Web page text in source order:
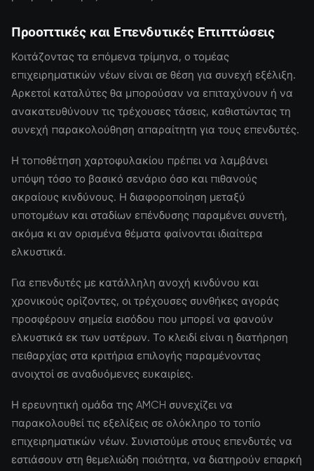
Προοπτικές και Επενδυτικές Επιπτώσεις
Κοιτάζοντας τα επόμενα τρίμηνα, ο τομέας
επιχειρηματικών νέων είναι σε θέση για συνεχή εξέλιξη.
Αρκετοί καταλύτες θα μπορούσαν να επιταχύνουν ή να
ανακατευθύνουν τις τρέχουσες τάσεις, καθιστώντας τη
συνεχή παρακολούθηση απαραίτητη για τους επενδυτές.
Η τοποθέτηση χαρτοφυλακίου πρέπει να λαμβάνει
υπόψη τόσο το βασικό σενάριο όσο και πιθανούς
ακραίους κινδύνους. Η διαφοροποίηση μεταξύ
υποτομέων και σταδίων επένδυσης παραμένει συνετή,
ακόμα κι αν ορισμένα θέματα φαίνονται ιδιαίτερα
ελκυστικά.
Για επενδυτές με κατάλληλη ανοχή κινδύνου και
χρονικούς ορίζοντες, οι τρέχουσες συνθήκες αγοράς
προσφέρουν σημεία εισόδου που μπορεί να φανούν
ελκυστικά εκ των υστέρων. Το κλειδί είναι η διατήρηση
πειθαρχίας στα κριτήρια επιλογής παραμένοντας
ανοιχτοί σε αναδυόμενες ευκαιρίες.
Η ερευνητική ομάδα της AMCH συνεχίζει να
παρακολουθεί τις εξελίξεις σε ολόκληρο το τοπίο
επιχειρηματικών νέων. Συνιστούμε στους επενδυτές να
εστιάσουν στη θεμελιώδη ποιότητα, να διατηρούν επαρκή